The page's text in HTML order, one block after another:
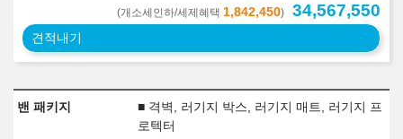
(개소세인하/세제혜택 1,842,450) 34,567,550
견적내기
밴 패키지
■ 격벽, 러기지 박스, 러기지 매트, 러기지 프
로텍터